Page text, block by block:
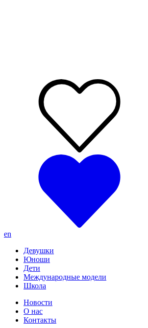
en
Девушки
Юноши
Дети
Международные модели
Школа
Новости
О нас
Контакты